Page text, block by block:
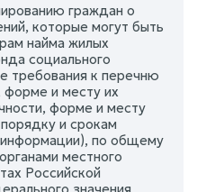
граждан о
которые могут быть
найма жилых
социального
требования к перечню
форме и месту их
форме и месту
и срокам
информации), по общему
местного
Российской
значения